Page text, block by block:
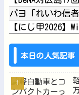
本日の人気記事